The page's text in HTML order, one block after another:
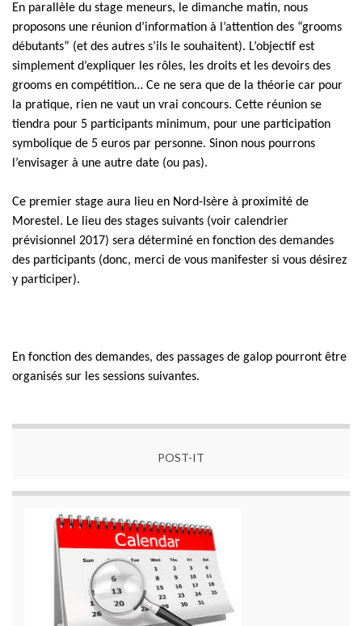
En parallèle du stage meneurs, le dimanche matin, nous
proposons une réunion d’information à l’attention des “grooms
débutants” (et des autres s’ils le souhaitent). L’objectif est
simplement d’expliquer les rôles, les droits et les devoirs des
grooms en compétition… Ce ne sera que de la théorie car pour
la pratique, rien ne vaut un vrai concours. Cette réunion se
tiendra pour 5 participants minimum, pour une participation
symbolique de 5 euros par personne. Sinon nous pourrons
l’envisager à une autre date (ou pas).
Ce premier stage aura lieu en Nord-Isère à proximité de
Morestel. Le lieu des stages suivants (voir calendrier
prévisionnel 2017) sera déterminé en fonction des demandes
des participants (donc, merci de vous manifester si vous désirez
y participer).
En fonction des demandes, des passages de galop pourront être
organisés sur les sessions suivantes.
POST-IT